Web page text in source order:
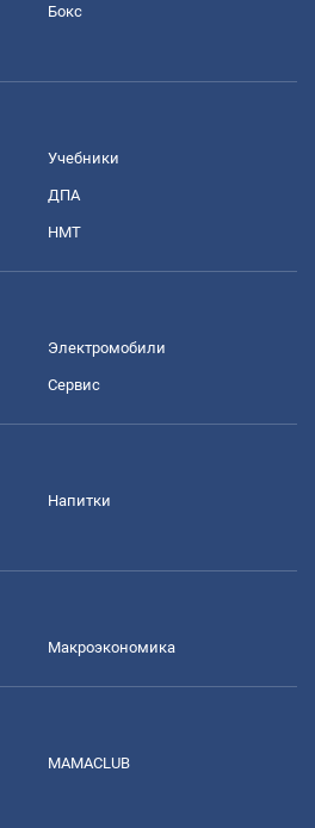
Бокс
Учебники
ДПА
НМТ
Электромобили
Сервис
Напитки
Mакроэкономика
MAMACLUB